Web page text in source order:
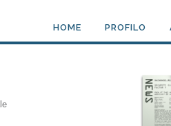
HOME PROFILO